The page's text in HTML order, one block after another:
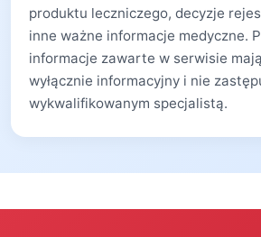
produktu leczniczego, decyzje
inne ważne informacje medyczne.
informacje zawarte w serwisie
wyłącznie informacyjny i nie
wykwalifikowanym specjalistą.